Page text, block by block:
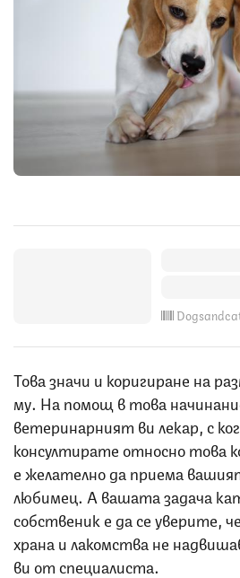
Това значи и коригиране на
му. На помощ в това
ветеринарният ви лекар, с
консултирате относно това
е желателно да приема
любимец. А вашата задача
собственик е да се уверите,
храна и лакомства не
ви от специалиста.